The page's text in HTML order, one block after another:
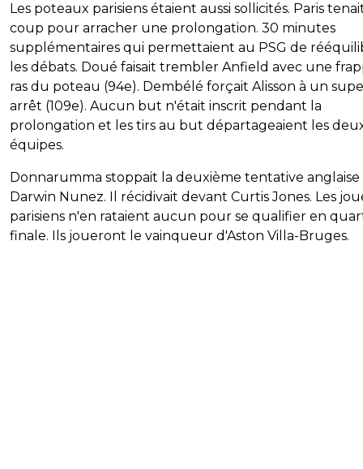
Les poteaux parisiens étaient aussi sollicités. Paris
coup pour arracher une prolongation. 30 minutes
supplémentaires qui permettaient au PSG de
les débats. Doué faisait trembler Anfield avec une
ras du poteau (94e). Dembélé forçait Alisson à un
arrêt (109e). Aucun but n'était inscrit pendant la
prolongation et les tirs au but départageaient les
équipes.
Donnarumma stoppait la deuxième tentative anglaise
Darwin Nunez. Il récidivait devant Curtis Jones. Les
parisiens n'en rataient aucun pour se qualifier en
finale. Ils joueront le vainqueur d'Aston Villa-Bruges.